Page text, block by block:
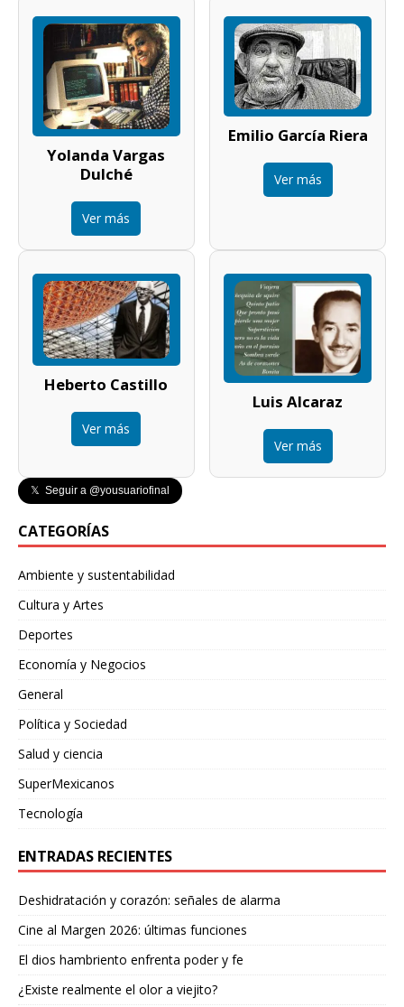
Yolanda Vargas
Dulché
Ver más
Emilio García Riera
Ver más
Heberto Castillo
Ver más
Luis Alcaraz
Ver más
𝕏 Seguir a @yousuariofinal
CATEGORÍAS
Ambiente y sustentabilidad
Cultura y Artes
Deportes
Economía y Negocios
General
Política y Sociedad
Salud y ciencia
SuperMexicanos
Tecnología
ENTRADAS RECIENTES
Deshidratación y corazón: señales de alarma
Cine al Margen 2026: últimas funciones
El dios hambriento enfrenta poder y fe
¿Existe realmente el olor a viejito?